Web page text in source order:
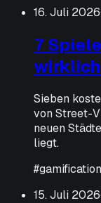
16. Juli 2026·
7
Sieben
von Street-
neuen
liegt.
#gamification
15. Juli 2026·